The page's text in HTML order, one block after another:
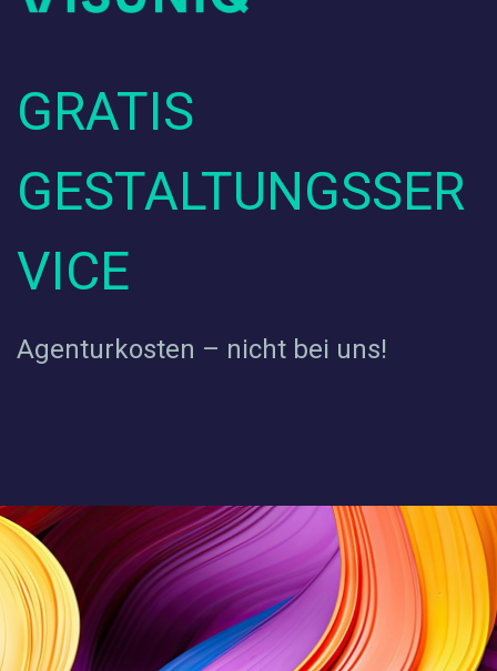
GRATIS
GESTALTUNGSSER
VICE
Agenturkosten – nicht bei uns!